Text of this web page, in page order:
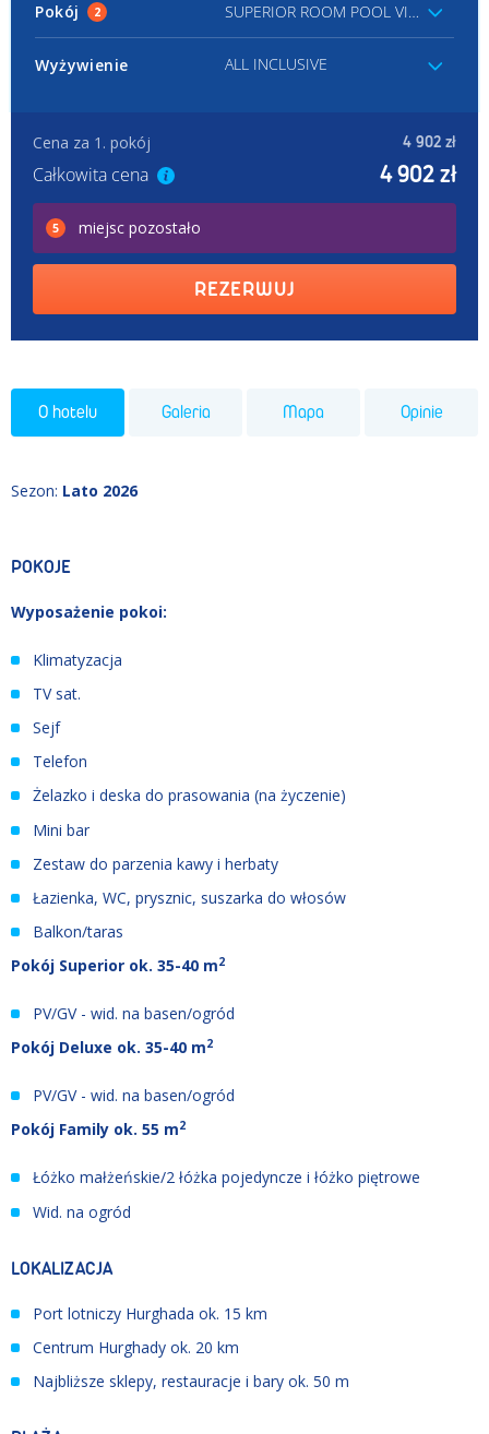
Pokój 2 SUPERIOR ROOM POOL VIEW
Wyżywienie ALL INCLUSIVE
Cena za 1. pokój 4 902 zł
Całkowita cena 4 902 zł
5 miejsc pozostało
REZERWUJ
O hotelu Galeria Mapa Opinie
Sezon: Lato 2026
POKOJE
Wyposażenie pokoi:
Klimatyzacja
TV sat.
Sejf
Telefon
Żelazko i deska do prasowania (na życzenie)
Mini bar
Zestaw do parzenia kawy i herbaty
Łazienka, WC, prysznic, suszarka do włosów
Balkon/taras
Pokój Superior ok. 35-40 m2
PV/GV - wid. na basen/ogród
Pokój Deluxe ok. 35-40 m2
PV/GV - wid. na basen/ogród
Pokój Family ok. 55 m2
Łóżko małżeńskie/2 łóżka pojedyncze i łóżko piętrowe
Wid. na ogród
LOKALIZACJA
Port lotniczy Hurghada ok. 15 km
Centrum Hurghady ok. 20 km
Najbliższe sklepy, restauracje i bary ok. 50 m